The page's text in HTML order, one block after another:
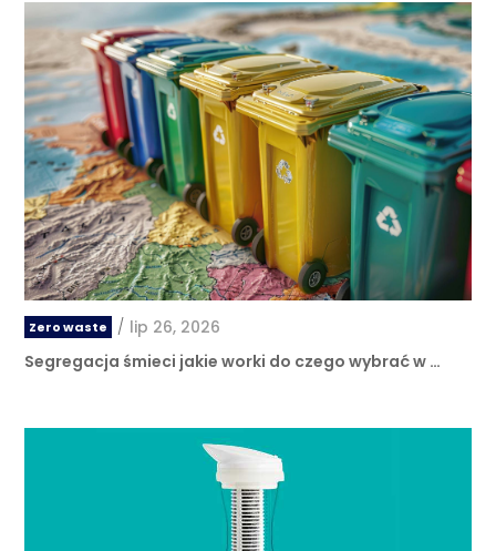
Zero waste / lip 26, 2026
Segregacja śmieci jakie worki do czego wybrać w …